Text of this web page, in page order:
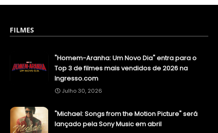
FILMES
"Homem-Aranha: Um Novo Dia" entra para o
Top 3 de filmes mais vendidos de 2026 na
Ingresso.com
Julho 30, 2026
"Michael: Songs from the Motion Picture" será
lançado pela Sony Music em abril